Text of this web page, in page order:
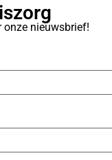
nieuwsbrief!